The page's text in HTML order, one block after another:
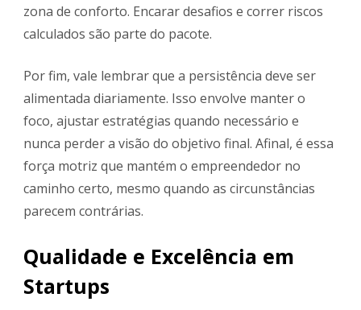
zona de conforto. Encarar desafios e correr riscos
calculados são parte do pacote.
Por fim, vale lembrar que a persistência deve ser
alimentada diariamente. Isso envolve manter o
foco, ajustar estratégias quando necessário e
nunca perder a visão do objetivo final. Afinal, é essa
força motriz que mantém o empreendedor no
caminho certo, mesmo quando as circunstâncias
parecem contrárias.
Qualidade e Excelência em
Startups